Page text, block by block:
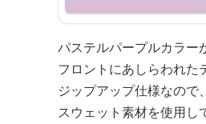
パステルパープルカラー
フロントにあしらわれた
ジップアップ仕様なので
スウェット素材を使用し